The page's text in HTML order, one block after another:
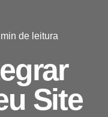
de leitura
Site